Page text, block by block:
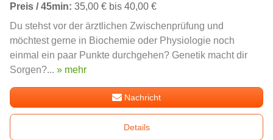
Preis / 45min: 35,00 € bis 40,00 €
Du stehst vor der ärztlichen Zwischenprüfung und
möchtest gerne in Biochemie oder Physiologie noch
einmal ein paar Punkte durchgehen? Genetik macht dir
Sorgen?... » mehr
Nachricht
Details